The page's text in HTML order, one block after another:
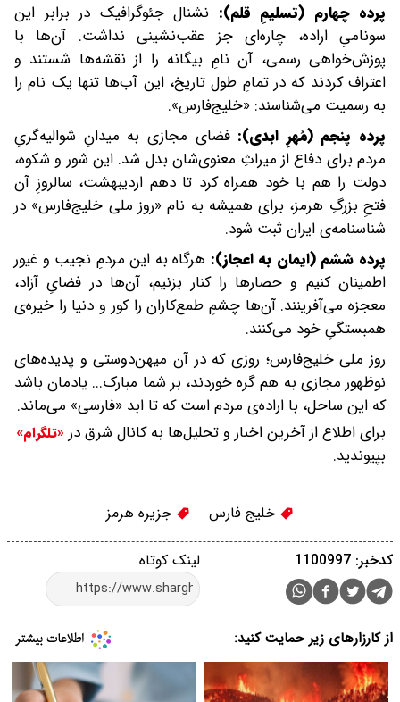
پرده چهارم (تسلیمِ قلم): نشنال جئوگرافیک در برابر این
سونامیِ اراده، چاره‌ای جز عقب‌نشینی نداشت. آن‌ها با
پوزش‌خواهی رسمی، آن نامِ بیگانه را از نقشه‌ها شستند و
اعتراف کردند که در تمامِ طول تاریخ، این آب‌ها تنها یک نام را
به رسمیت می‌شناسند: «خلیج‌فارس».
پرده پنجم (مُهرِ ابدی): فضای مجازی به میدانِ شوالیه‌گریِ
مردم برای دفاع از میراثِ معنوی‌شان بدل شد. این شور و شکوه،
دولت را هم با خود همراه کرد تا دهم اردیبهشت، سالروزِ آن
فتحِ بزرگِ هرمز، برای همیشه به نام «روز ملی خلیج‌فارس» در
شناسنامه‌ی ایران ثبت شود.
پرده ششم (ایمان به اعجاز): هرگاه به این مردمِ نجیب و غیور
اطمینان کنیم و حصارها را کنار بزنیم، آن‌ها در فضایِ آزاد،
معجزه می‌آفرینند. آن‌ها چشمِ طمع‌کاران را کور و دنیا را خیره‌ی
همبستگیِ خود می‌کنند.
روز ملی خلیج‌فارس؛ روزی که در آن میهن‌دوستی و پدیده‌های
نوظهور مجازی به هم گره خوردند، بر شما مبارک... یادمان باشد
که این ساحل، با اراده‌ی مردم است که تا ابد «فارسی» می‌ماند.
برای اطلاع از آخرین اخبار و تحلیل‌ها به کانال شرق در «تلگرام»
بپیوندید.
خلیج فارس جزیره هرمز
لینک کوتاه کدخبر: 1100997
از کارزارهای زیر حمایت کنید: